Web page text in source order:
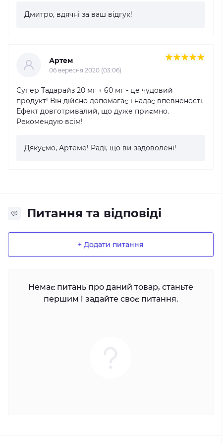
Дмитро, вдячні за ваш відгук!
Артем
06 вересня 2020 (03:06)
Супер Тадарайз 20 мг + 60 мг - це чудовий
продукт! Він дійсно допомагає і надає впевненості.
Ефект довготривалий, що дуже приємно.
Рекомендую всім!
Дякуємо, Артеме! Раді, що ви задоволені!
Питання та відповіді
+ Додати питання
Немає питань про даний товар, станьте
першим і задайте своє питання.